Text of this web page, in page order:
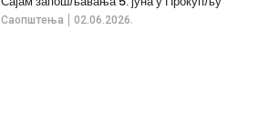
Саопштења 02.06.2026.